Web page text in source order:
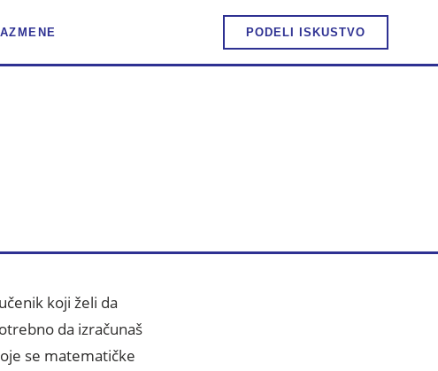
PODELI ISKUSTVO
koji želi da
da izračunaš
se matematičke